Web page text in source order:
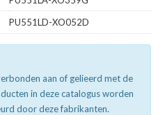
PU551LD-XO052D
aan of gelieerd met de
in deze catalogus worden
door deze fabrikanten.